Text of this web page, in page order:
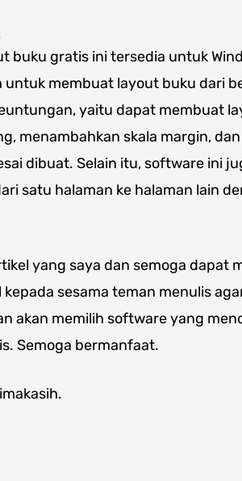
buku gratis ini tersedia untuk
untuk membuat layout buku dari
yaitu dapat membuat
menambahkan skala margin,
dibuat. Selain itu, software ini
satu halaman ke halaman lain
yang saya dan semoga dapat
kepada sesama teman menulis
akan memilih software yang
Semoga bermanfaat.